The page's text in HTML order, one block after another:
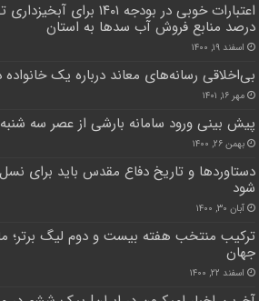
درصد منابع فروش آب سدها به استان
اسفند ۱۹, ۱۴۰۰
بی‌اخلاقی رسانه‌های معاند درباره یک خانواده
مهر ۱۶, ۱۴۰۱
پیش بینی ورود سامانه بارشی از عصر سه شنبه
بهمن ۲۶, ۱۴۰۰
دستاوردها و تاریخ دفاع مقدس باید برای
شود
آبان ۳۰, ۱۴۰۰
ترکیب منتخب هفته بیست و دوم لیگ برتر؛
جهان
اسفند ۲۲, ۱۴۰۰